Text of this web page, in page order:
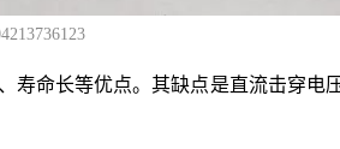
寿命长等优点。其缺点是直流击穿电